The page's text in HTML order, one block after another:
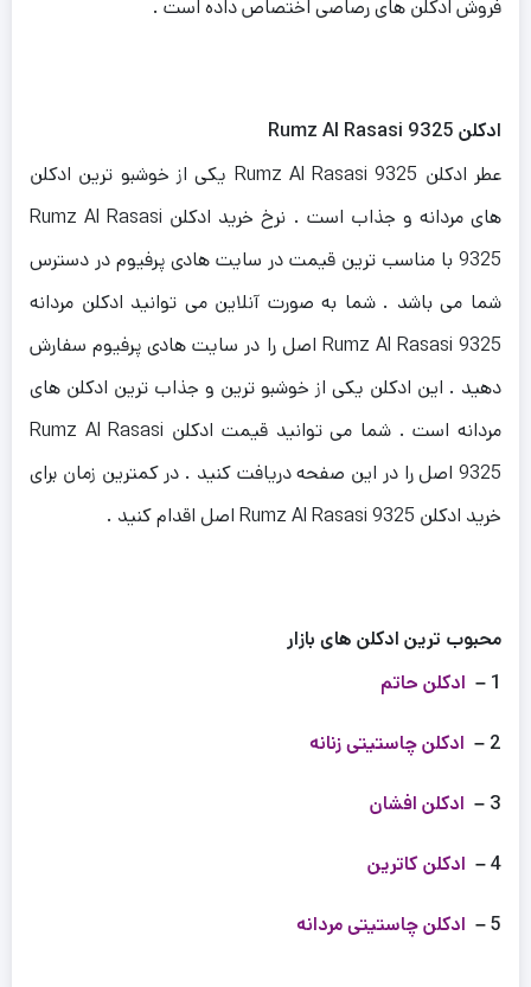
فروش ادکلن های رصاصی اختصاص داده است .
ادکلن Rumz Al Rasasi 9325
عطر ادکلن Rumz Al Rasasi 9325 یکی از خوشبو ترین ادکلن
های مردانه و جذاب است . نرخ خرید ادکلن Rumz Al Rasasi
9325 با مناسب ترین قیمت در سایت هادی پرفیوم در دسترس
شما می باشد . شما به صورت آنلاین می توانید ادکلن مردانه
Rumz Al Rasasi 9325 اصل را در سایت هادی پرفیوم سفارش
دهید . این ادکلن یکی از خوشبو ترین و جذاب ترین ادکلن های
مردانه است . شما می توانید قیمت ادکلن Rumz Al Rasasi
9325 اصل را در این صفحه دریافت کنید . در کمترین زمان برای
خرید ادکلن Rumz Al Rasasi 9325 اصل اقدام کنید .
محبوب ترین ادکلن های بازار
1 –
ادکلن حاتم
2 – ادکلن چاستیتی زنانه
3 – ادکلن افشان
4 – ادکلن کاترین
5 – ادکلن چاستیتی مردانه